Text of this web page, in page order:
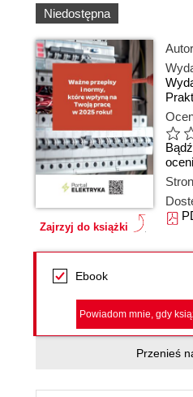
Niedostępna
Zajrzyj do książki
Ebook
Powiadom mnie, gdy
Przenieś